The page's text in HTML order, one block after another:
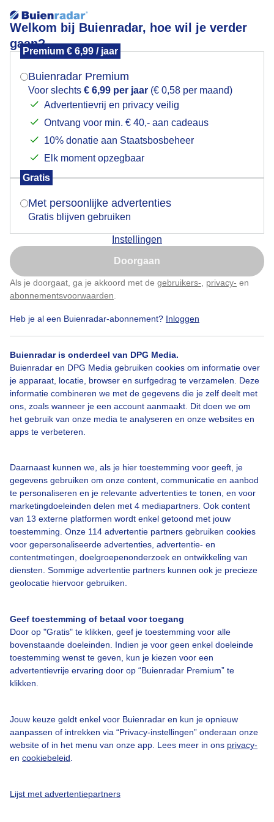
Welkom bij Buienradar, hoe wil je verder
gaan?
Premium € 6,99 / jaar
Buienradar Premium
Voor slechts € 6,99 per jaar (€ 0,58 per maand)
Advertentievrij en privacy veilig
Ontvang voor min. € 40,- aan cadeaus
10% donatie aan Staatsbosbeheer
Elk moment opzegbaar
Gratis
Met persoonlijke advertenties
Gratis blijven gebruiken
Instellingen
Doorgaan
Als je doorgaat, ga je akkoord met de gebruikers- privacy- en
abonnementsvoorwaarden
Heb je al een Buienradar-abonnement? Inloggen
Buienradar is onderdeel van DPG Media.
Buienradar en DPG Media gebruiken cookies om informatie over
je apparaat, locatie, browser en surfgedrag te verzamelen. Deze
informatie combineren we met de gegevens die je zelf deelt met
ons, zoals wanneer je een account aanmaakt. Dit doen we om
het gebruik van onze media te analyseren en onze websites en
apps te verbeteren.
Daarnaast kunnen we, als je hier toestemming voor geeft, je
gegevens gebruiken om onze content, communicatie en aanbod
te personaliseren en je relevante advertenties te tonen, en voor
marketingdoeleinden delen met 4 mediapartners. Ook content
van 13 externe platformen wordt enkel getoond met jouw
toestemming. Onze 114 advertentie partners gebruiken cookies
voor gepersonaliseerde advertenties, advertentie- en
contentmetingen, doelgroepenonderzoek en ontwikkeling van
diensten. Sommige advertentie partners kunnen ook je precieze
geolocatie hiervoor gebruiken.
Geef toestemming of betaal voor toegang
Door op "Gratis" te klikken, geef je toestemming voor alle
bovenstaande doeleinden. Indien je voor geen enkel doeleinde
toestemming wenst te geven, kun je kiezen voor een
advertentievrije ervaring door op “Buienradar Premium” te
klikken.
Jouw keuze geldt enkel voor Buienradar en kun je opnieuw
aanpassen of intrekken via “Privacy-instellingen” onderaan onze
website of in het menu van onze app. Lees meer in ons privacy-
en cookiebeleid
Lijst met advertentiepartners
Grondmistbanken
Door: ria brasser Gemaakt: 13-12-2025, 35x bekeken
Grondmistbanken
Bekijk slideshow
Over Buienradar
Bedrijfsgegevens
Contact
Toegankelijkheid
Gebruikersvoorwaarden
Adverteren
Privacy beleid
Cookie beleid
Mogen we je locatie gebruiken voor het
Indien je hier nog geen akkoord op hebt gegeven,
verschijnt er zo een pop-up uit je browser waarin
Is goed, toon de popup
Nu niet, misschien later
Klik hierom dit aan te passen